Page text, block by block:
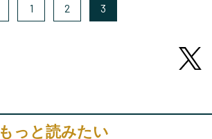
1 2 3
もっと読みたい